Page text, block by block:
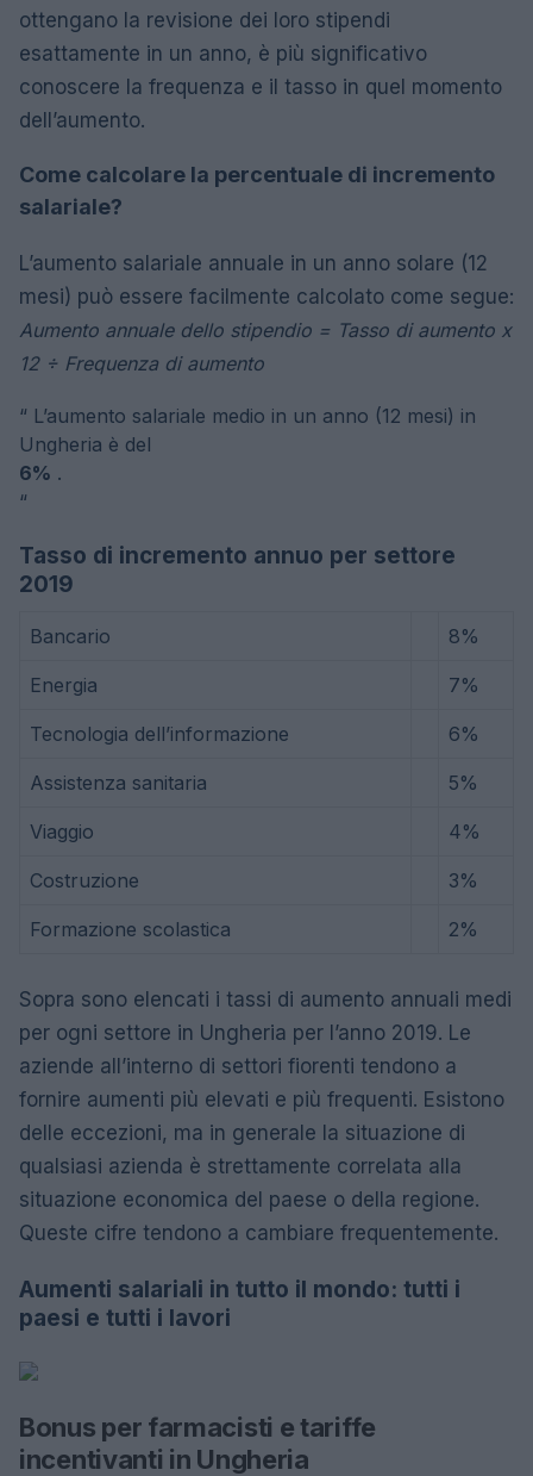
ottengano la revisione dei loro stipendi
esattamente in un anno, è più significativo
conoscere la frequenza e il tasso in quel momento
dell’aumento.
Come calcolare la percentuale di incremento
salariale?
L’aumento salariale annuale in un anno solare (12
mesi) può essere facilmente calcolato come segue:
Aumento annuale dello stipendio = Tasso di aumento x
12 ÷ Frequenza di aumento
“ L’aumento salariale medio in un anno (12 mesi) in
Ungheria è del
6% .
“
Tasso di incremento annuo per settore
2019
Bancario 8%
Energia 7%
Tecnologia dell’informazione 6%
Assistenza sanitaria 5%
Viaggio 4%
Costruzione 3%
Formazione scolastica 2%
Sopra sono elencati i tassi di aumento annuali medi
per ogni settore in Ungheria per l’anno 2019. Le
aziende all’interno di settori fiorenti tendono a
fornire aumenti più elevati e più frequenti. Esistono
delle eccezioni, ma in generale la situazione di
qualsiasi azienda è strettamente correlata alla
situazione economica del paese o della regione.
Queste cifre tendono a cambiare frequentemente.
Aumenti salariali in tutto il mondo: tutti i
paesi e tutti i lavori
Bonus per farmacisti e tariffe
incentivanti in Ungheria